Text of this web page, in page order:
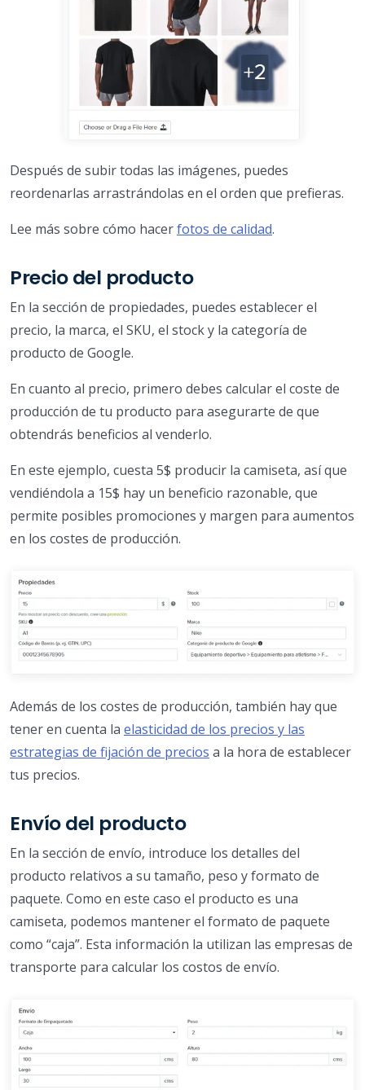
Después de subir todas las imágenes, puedes
reordenarlas arrastrándolas en el orden que prefieras.
Lee más sobre cómo hacerfotos de calidad.
Precio del producto
En la sección de propiedades, puedes establecer el
precio, la marca, el SKU, el stock y la categoría de
producto de Google.
En cuanto al precio, primero debes calcular el coste de
producción de tu producto para asegurarte de que
obtendrás beneficios al venderlo.
En este ejemplo, cuesta 5$ producir la camiseta, así que
vendiéndola a 15$ hay un beneficio razonable, que
permite posibles promociones y margen para aumentos
en los costes de producción.
Además de los costes de producción, también hay que
tener en cuenta la elasticidad de los precios y las
estrategias de fijación de precios a la hora de establecer
tus precios.
Envío del producto
En la sección de envío, introduce los detalles del
producto relativos a su tamaño, peso y formato de
paquete. Como en este caso el producto es una
camiseta, podemos mantener el formato de paquete
como “caja”. Esta información la utilizan las empresas de
transporte para calcular los costos de envío.